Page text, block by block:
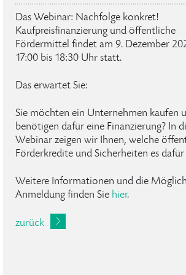
Das Webinar: Nachfolge konkret!
Kaufpreisfinanzierung und öffentliche
Fördermittel findet am 9. Dezember
17:00 bis 18:30 Uhr statt.
Das erwartet Sie:
Sie möchten ein Unternehmen kaufen
benötigen dafür eine Finanzierung? In
Webinar zeigen wir Ihnen, welche
Förderkredite und Sicherheiten es
Weitere Informationen und die
Anmeldung finden Sie hier.
zurück